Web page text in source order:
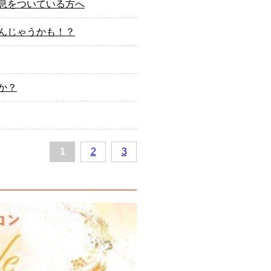
をついている方へ
じゃうかも！？
？
1 2 3